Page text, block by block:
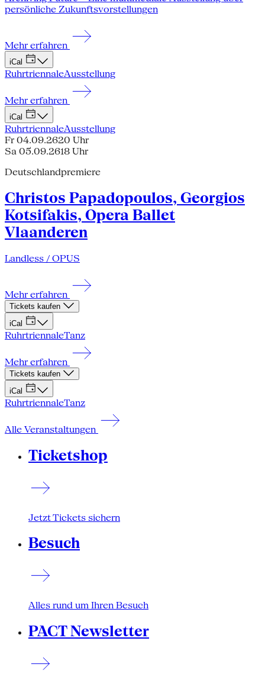
persönliche Zukunftsvorstellungen
Mehr erfahren
iCal
RuhrtriennaleAusstellung
Mehr erfahren
iCal
RuhrtriennaleAusstellung
Fr 04.09.2620 Uhr
Sa 05.09.2618 Uhr
Deutschlandpremiere
Christos Papadopoulos, Georgios
Kotsifakis, Opera Ballet
Vlaanderen
Landless / OPUS
Mehr erfahren
Tickets kaufen
iCal
RuhrtriennaleTanz
Mehr erfahren
Tickets kaufen
iCal
RuhrtriennaleTanz
Alle Veranstaltungen
Ticketshop
Jetzt Tickets sichern
Besuch
Alles rund um Ihren Besuch
PACT Newsletter